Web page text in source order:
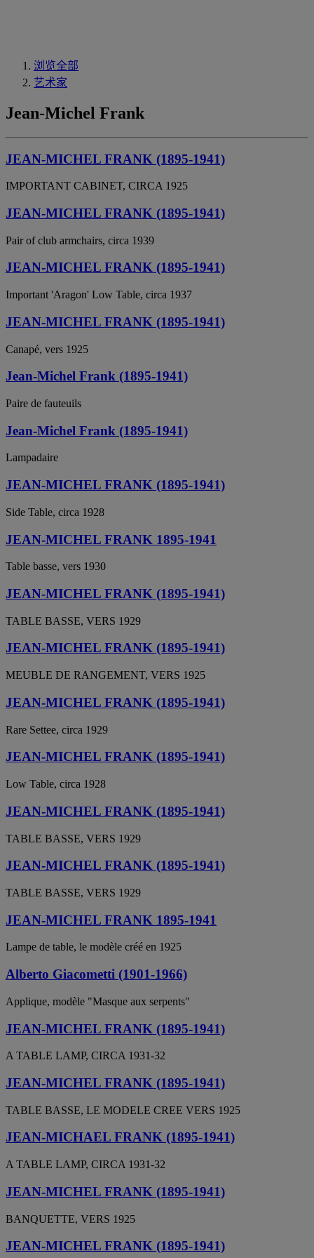
浏览全部
艺术家
Jean-Michel Frank
JEAN-MICHEL FRANK (1895-1941)
IMPORTANT CABINET, CIRCA 1925
JEAN-MICHEL FRANK (1895-1941)
Pair of club armchairs, circa 1939
JEAN-MICHEL FRANK (1895-1941)
Important 'Aragon' Low Table, circa 1937
JEAN-MICHEL FRANK (1895-1941)
Canapé, vers 1925
Jean-Michel Frank (1895-1941)
Paire de fauteuils
Jean-Michel Frank (1895-1941)
Lampadaire
JEAN-MICHEL FRANK (1895-1941)
Side Table, circa 1928
JEAN-MICHEL FRANK 1895-1941
Table basse, vers 1930
JEAN-MICHEL FRANK (1895-1941)
TABLE BASSE, VERS 1929
JEAN-MICHEL FRANK (1895-1941)
MEUBLE DE RANGEMENT, VERS 1925
JEAN-MICHEL FRANK (1895-1941)
Rare Settee, circa 1929
JEAN-MICHEL FRANK (1895-1941)
Low Table, circa 1928
JEAN-MICHEL FRANK (1895-1941)
TABLE BASSE, VERS 1929
JEAN-MICHEL FRANK (1895-1941)
TABLE BASSE, VERS 1929
JEAN-MICHEL FRANK 1895-1941
Lampe de table, le modèle créé en 1925
Alberto Giacometti (1901-1966)
Applique, modèle "Masque aux serpents"
JEAN-MICHEL FRANK (1895-1941)
A TABLE LAMP, CIRCA 1931-32
JEAN-MICHEL FRANK (1895-1941)
TABLE BASSE, LE MODELE CREE VERS 1925
JEAN-MICHAEL FRANK (1895-1941)
A TABLE LAMP, CIRCA 1931-32
JEAN-MICHEL FRANK (1895-1941)
BANQUETTE, VERS 1925
JEAN-MICHEL FRANK (1895-1941)